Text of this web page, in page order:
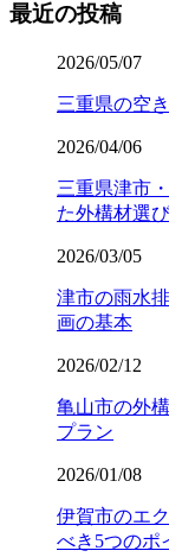
最近の投稿
2026/05/07
三重県の空
2026/04/06
三重県津市
た外構材選び
2026/03/05
津市の雨水
画の基本
2026/02/12
亀山市の外
プラン
2026/01/08
伊賀市のエ
べき5つのポ